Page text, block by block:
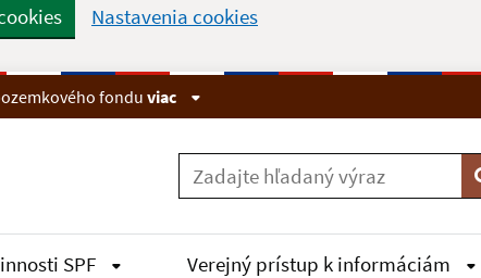
Nastavenia cookies
fondu viac
SPF Verejný prístup k informáciám